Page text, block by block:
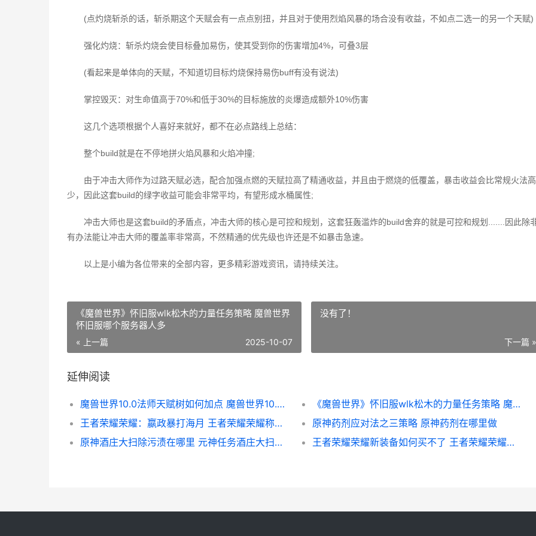
(点灼烧斩杀的话，斩杀期这个天赋会有一点点别扭，并且对于使用烈焰风暴的场合没有收益，不如点二选一的另一个天赋)
强化灼烧：斩杀灼烧会使目标叠加易伤，使其受到你的伤害增加4%，可叠3层
(看起来是单体向的天赋，不知道切目标灼烧保持易伤buff有没有说法)
掌控毁灭：对生命值高于70%和低于30%的目标施放的炎爆造成额外10%伤害
这几个选项根据个人喜好来就好，都不在必点路线上总结：
整个build就是在不停地拼火焰风暴和火焰冲撞;
由于冲击大师作为过路天赋必选，配合加强点燃的天赋拉高了精通收益，并且由于燃烧的低覆盖，暴击收益会比常规火法
少，因此这套build的绿字收益可能会非常平均，有望形成水桶属性;
冲击大师也是这套build的矛盾点，冲击大师的核心是可控和规划，这套狂轰滥炸的build舍弃的就是可控和规划.......因此除
有办法能让冲击大师的覆盖率非常高，不然精通的优先级也许还是不如暴击急速。
以上是小编为各位带来的全部内容，更多精彩游戏资讯，请持续关注。
《魔兽世界》怀旧服wlk松木的力量任务策略 魔兽世界
怀旧服哪个服务器人多
« 上一篇 2025-10-07
没有了！
下一篇 »
延伸阅读
魔兽世界10.0法师天赋树如何加点 魔兽世界10.0法师属性优先级
《魔兽世界》怀旧服wlk松木的力量任务策略 魔兽世界怀旧服哪个服务器人多
王者荣耀荣耀：嬴政暴打海月 王者荣耀荣耀称号哪个含金量最高
原神药剂应对法之三策略 原神药剂在哪里做
原神酒庄大扫除污渍在哪里 元神任务酒庄大扫除_1
王者荣耀荣耀新装备如何买不了 王者荣耀荣耀新英雄